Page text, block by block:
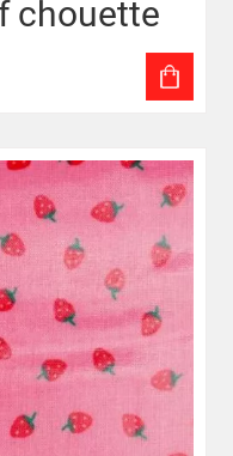
chouette